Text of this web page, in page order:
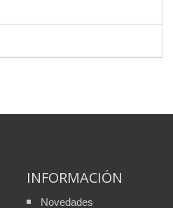
INFORMACIÓN
Novedades